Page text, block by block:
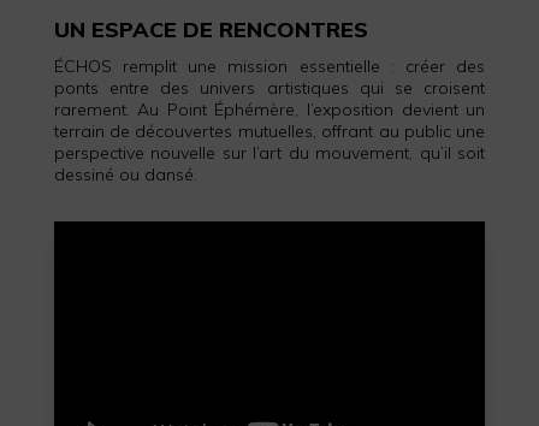
UN ESPACE DE RENCONTRES
ÉCHOS remplit une mission essentielle : créer des
ponts entre des univers artistiques qui se croisent
rarement. Au Point Éphémère, l’exposition devient un
terrain de découvertes mutuelles, offrant au public une
perspective nouvelle sur l’art du mouvement, qu’il soit
dessiné ou dansé.